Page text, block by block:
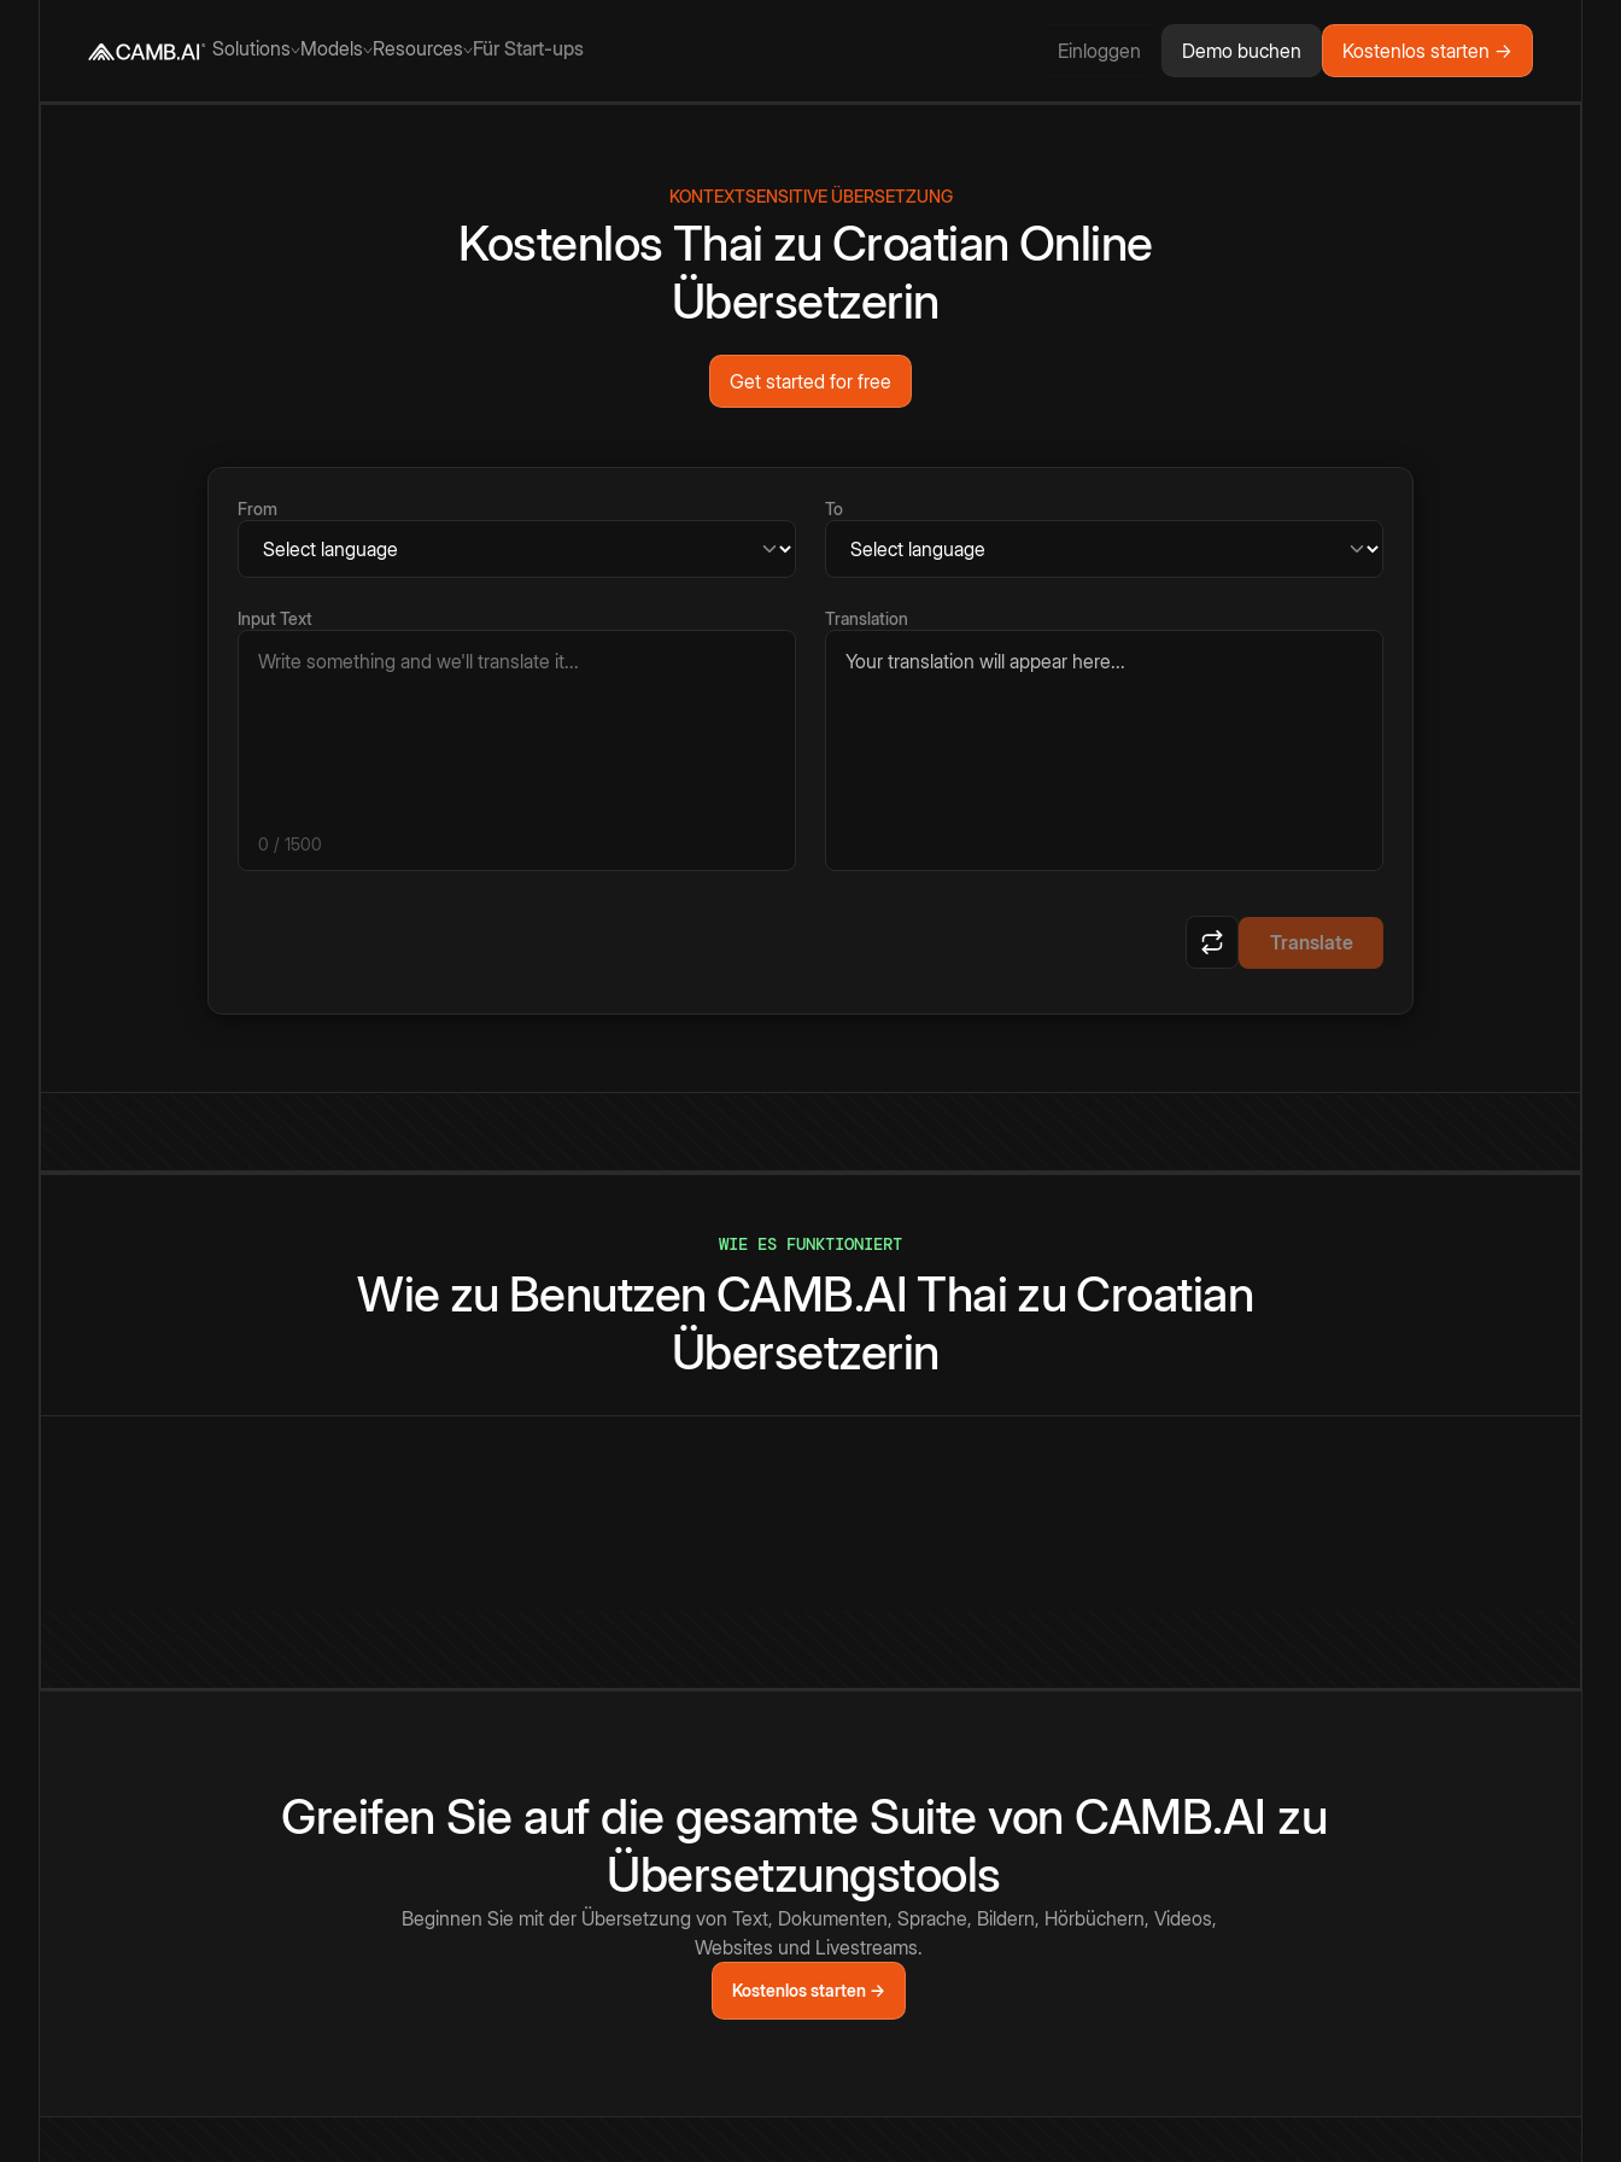
Solutions Models Resources Für Start-ups Einloggen Demo buchen Kostenlos starten →
KONTEXTSENSITIVE ÜBERSETZUNG
Kostenlos Thai zu Croatian Online
Übersetzerin
Get started for free
From To
Input Text
0 / 1500
Translation
Your translation will appear here...
Translate
WIE ES FUNKTIONIERT
Wie zu Benutzen CAMB.AI Thai zu Croatian
Übersetzerin
Greifen Sie auf die gesamte Suite von CAMB.AI zu
Übersetzungstools
Beginnen Sie mit der Übersetzung von Text, Dokumenten, Sprache, Bildern, Hörbüchern, Videos,
Websites und Livestreams.
Kostenlos starten →